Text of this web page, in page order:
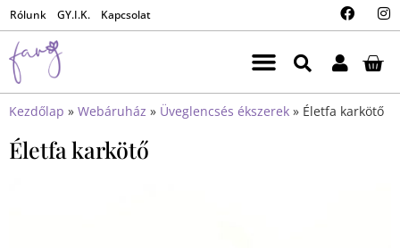
Rólunk GY.I.K. Kapcsolat
Kezdőlap » Webáruház » Üveglencsés ékszerek » Életfa karkötő
Életfa karkötő